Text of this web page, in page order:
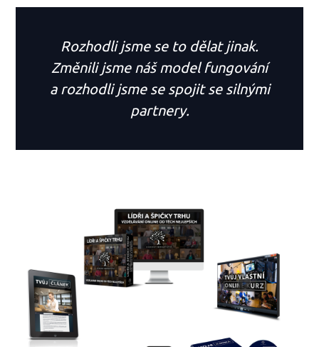
Rozhodli jsme se to dělat jinak.
Změnili jsme náš model fungování
a rozhodli jsme se spojit se silnými
partnery.